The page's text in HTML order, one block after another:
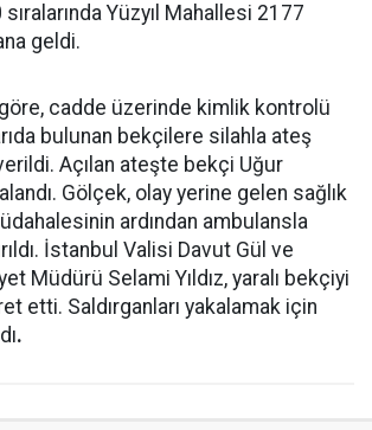
Yüzyıl Mahallesi 2177
geldi.
cadde üzerinde kimlik kontrolü
bulunan bekçilere silahla ateş
Açılan ateşte bekçi Uğur
Gölçek, olay yerine gelen sağlık
ardından ambulansla
İstanbul Valisi Davut Gül ve
Müdürü Selami Yıldız, yaralı bekçiyi
etti. Saldırganları yakalamak için
.